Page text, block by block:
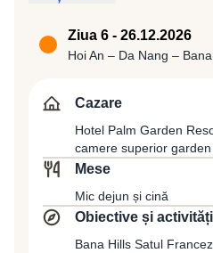
laguna de smarald în care
specială de Ajun de Crăciun
dejun, întoarcere în port şi
Hanoi pentru plecarea cu
vom fi transferaţi la Hoi An
similar 4*) camere superior
Ziua 6 - 26.12.2026
Hoi An – Da Nang –
Cazare
Hotel Palm Garden
camere superior
Mese
Mic dejun și cină
Obiective și activități
Bana Hills Satul